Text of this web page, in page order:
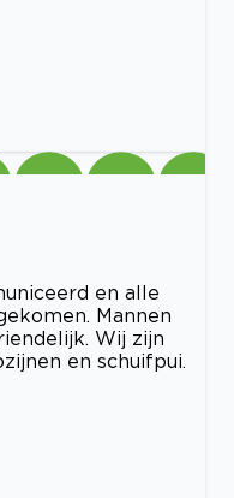
en alle
Mannen
Wij zijn
en schuifpui.